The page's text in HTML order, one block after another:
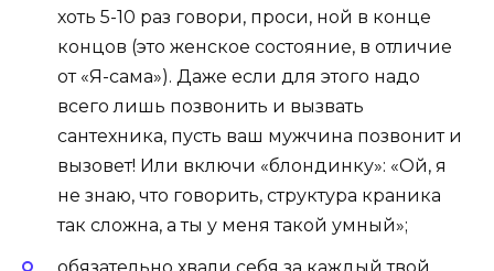
хоть 5-10 раз говори, проси, ной в конце
концов (это женское состояние, в отличие
от «Я-сама»). Даже если для этого надо
всего лишь позвонить и вызвать
сантехника, пусть ваш мужчина позвонит и
вызовет! Или включи «блондинку»: «Ой, я
не знаю, что говорить, структура краника
так сложна, а ты у меня такой умный»;